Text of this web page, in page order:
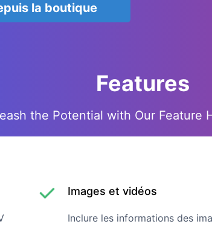
la boutique
Features
the Potential with Our Feature
Images et vidéos
Inclure les informations des